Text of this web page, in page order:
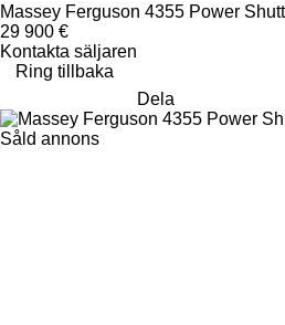
Massey Ferguson 4355 Power
29 900 €
Kontakta säljaren
Ring tillbaka
Dela
Såld annons